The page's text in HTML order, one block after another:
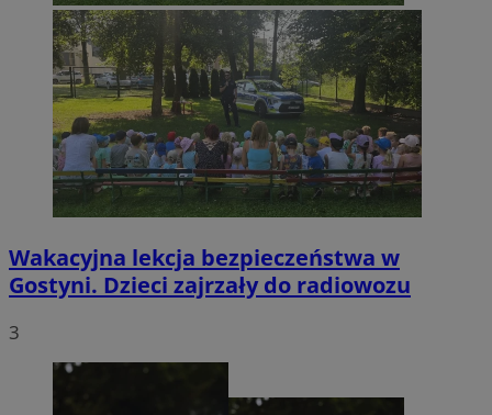
Wakacyjna lekcja bezpieczeństwa w
Gostyni. Dzieci zajrzały do radiowozu
3